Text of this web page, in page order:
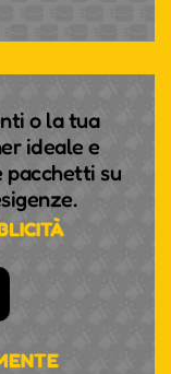
o la tua
ideale e
pacchetti su